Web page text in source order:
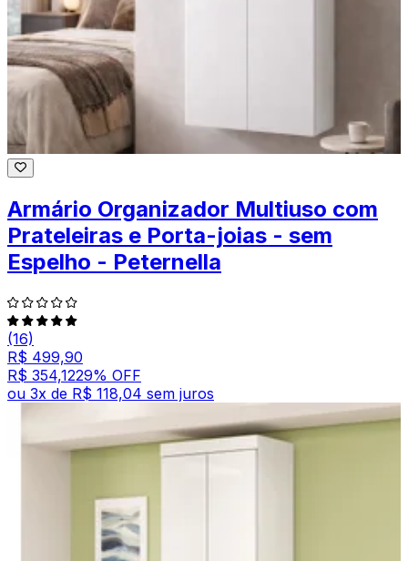
Armário Organizador Multiuso com
Prateleiras e Porta-joias - sem
Espelho - Peternella
(16)
R$ 499,90
R$ 354,1229% OFF
ou 3x de R$ 118,04 sem juros